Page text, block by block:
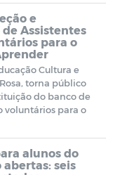
e
Assistentes
para o
Cultura e
torna público
do banco de
voluntários para o
alunos do
abertas: seis